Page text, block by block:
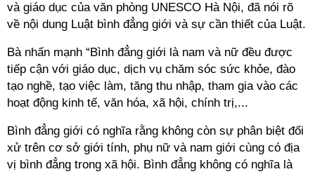
và giáo dục của văn phòng UNESCO Hà Nội, đã nói rõ
về nội dung Luật bình đẳng giới và sự cần thiết của Luật.
Bà nhấn mạnh “Bình đẳng giới là nam và nữ đều được
tiếp cận với giáo dục, dịch vụ chăm sóc sức khỏe, đào
tạo nghề, tạo việc làm, tăng thu nhập, tham gia vào các
hoạt động kinh tế, văn hóa, xã hội, chính trị,...
Bình đẳng giới có nghĩa rằng không còn sự phân biệt đối
xử trên cơ sở giới tính, phụ nữ và nam giới cùng có địa
vị bình đẳng trong xã hội. Bình đẳng không có nghĩa là